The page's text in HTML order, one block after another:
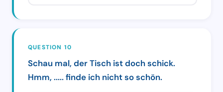
QUESTION 10
Schau mal, der Tisch ist doch schick.
Hmm, ..... finde ich nicht so schön.